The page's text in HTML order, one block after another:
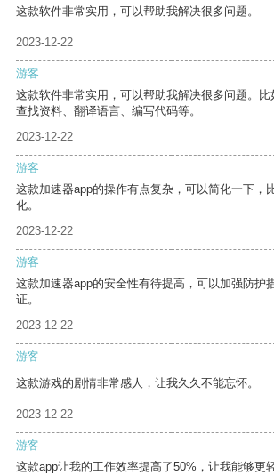
这款软件非常实用，可以帮助我解决很多问题。
2023-12-22
游客
这款软件非常实用，可以帮助我解决很多问题。
查找资料、翻译语言、编写代码等。
2023-12-22
游客
这款加速器app的操作有点复杂，可以简化一下，
化。
2023-12-22
游客
这款加速器app的安全性有待提高，可以加强防护
证。
2023-12-22
游客
这款游戏的剧情非常感人，让我久久不能忘怀。
2023-12-22
游客
这款app让我的工作效率提高了50%，让我能够更